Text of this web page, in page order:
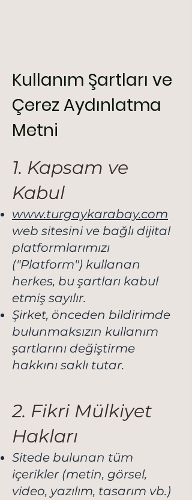
Kullanım Şartları ve
Çerez Aydınlatma
Metni
1. Kapsam ve
Kabul
www.turgaykarabay.com
web sitesini ve bağlı dijital
platformlarımızı
("Platform") kullanan
herkes, bu şartları kabul
etmiş sayılır.
Şirket, önceden bildirimde
bulunmaksızın kullanım
şartlarını değiştirme
hakkını saklı tutar.
2. Fikri Mülkiyet
Hakları
Sitede bulunan tüm
içerikler (metin, görsel,
video, yazılım, tasarım vb.)